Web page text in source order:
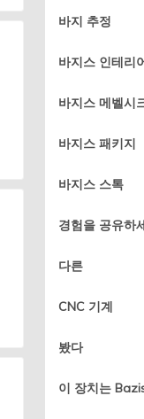
바지 추정
바지스 인테리
바지스 메벨시
바지스 패키지
바지스 스톡
경험을 공유하
다른
CNC 기계
봤다
이 장치는